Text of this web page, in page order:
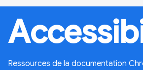
Ressources de la documentation